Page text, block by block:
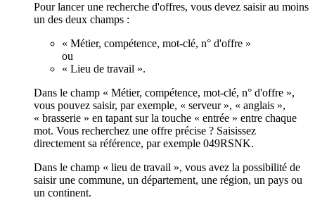
Pour lancer une recherche d'offres, vous devez saisir au moins
un des deux champs :
« Métier, compétence, mot-clé, n° d'offre »
ou
« Lieu de travail ».
Dans le champ « Métier, compétence, mot-clé, n° d'offre »,
vous pouvez saisir, par exemple, « serveur », « anglais »,
« brasserie » en tapant sur la touche « entrée » entre chaque
mot. Vous recherchez une offre précise ? Saisissez
directement sa référence, par exemple 049RSNK.
Dans le champ « lieu de travail », vous avez la possibilité de
saisir une commune, un département, une région, un pays ou
un continent.